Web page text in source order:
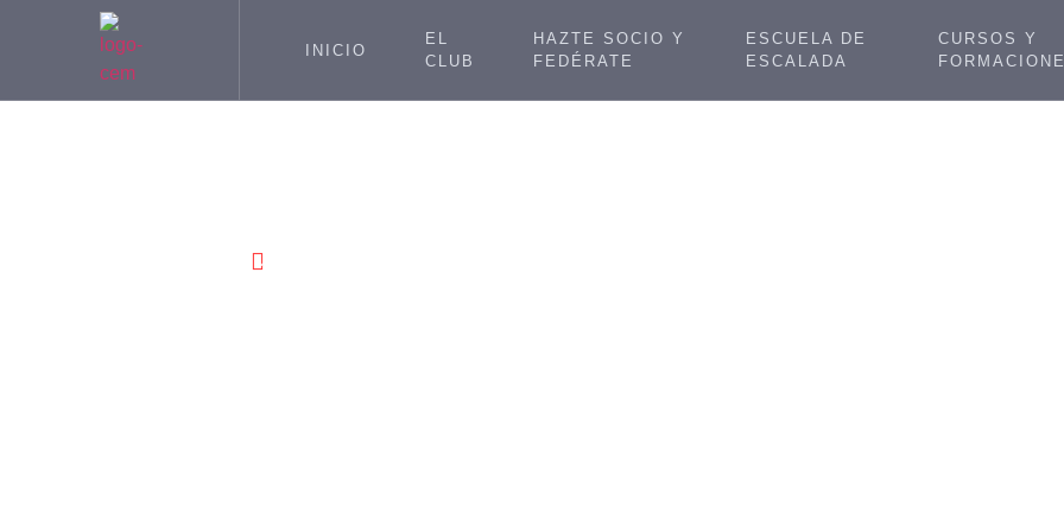
INICIO
EL
CLUB
HAZTE SOCIO Y
FEDÉRATE
ESCUELA DE
ESCALADA
CURSOS Y
2026